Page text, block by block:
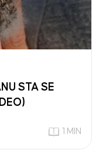
STA SE
1 MIN